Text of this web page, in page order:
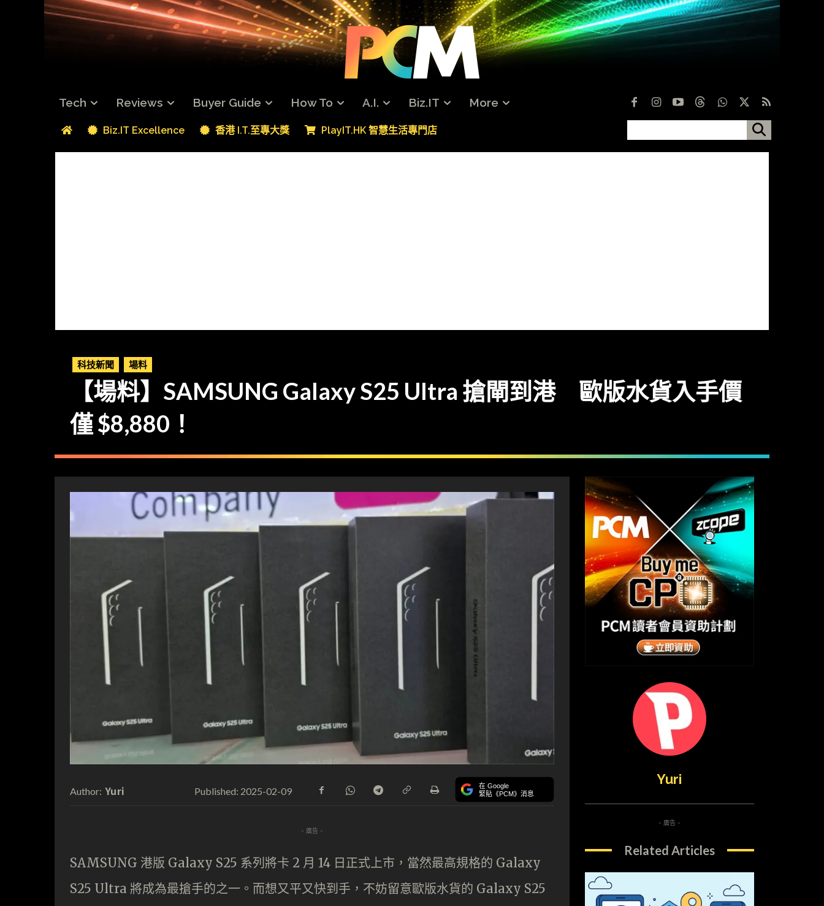
Tech Reviews Buyer Guide How To A.I. Biz.IT More
Biz.IT Excellence 香港 I.T.至專大獎 PlayIT.HK 智慧生活專門店
科技新聞 場料
【場料】SAMSUNG Galaxy S25 Ultra 搶閘到港 歐版水貨入手價
僅 $8,880！
Author: Yuri Published: 2025-02-09 在 Google
緊貼《PCM》消息
- 廣告 -
SAMSUNG 港版 Galaxy S25 系列將卡 2 月 14 日正式上市，當然最高規格的 Galaxy
S25 Ultra 將成為最搶手的之一。而想又平又快到手，不妨留意歐版水貨的 Galaxy S25
Yuri
- 廣告 -
Related Articles